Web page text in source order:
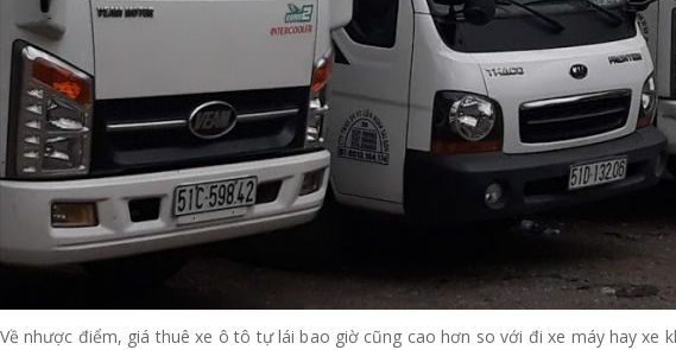
Về nhược điểm, giá thuê xe ô tô tự lái bao giờ cũng cao hơn so với đi xe máy hay xe